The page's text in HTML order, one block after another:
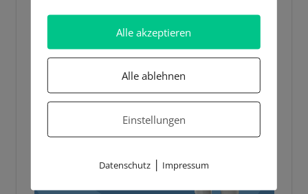
Alle akzeptieren
Alle ablehnen
Einstellungen
Datenschutz| Impressum